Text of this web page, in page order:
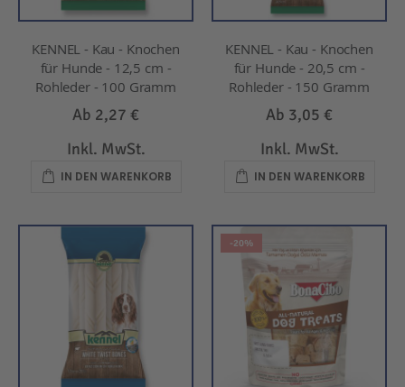
KENNEL - Kau - Knochen
für Hunde - 12,5 cm -
Rohleder - 100 Gramm
Ab 2,27 €
Inkl. MwSt.
IN DEN WARENKORB
KENNEL - Kau - Knochen
für Hunde - 20,5 cm -
Rohleder - 150 Gramm
Ab 3,05 €
Inkl. MwSt.
IN DEN WARENKORB
-20%